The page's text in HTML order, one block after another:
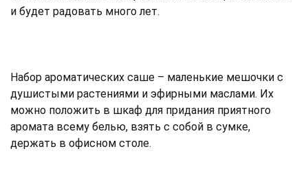
и будет радовать много лет.
Набор ароматических саше – маленькие мешочки с
душистыми растениями и эфирными маслами. Их
можно положить в шкаф для придания приятного
аромата всему белью, взять с собой в сумке,
держать в офисном столе.